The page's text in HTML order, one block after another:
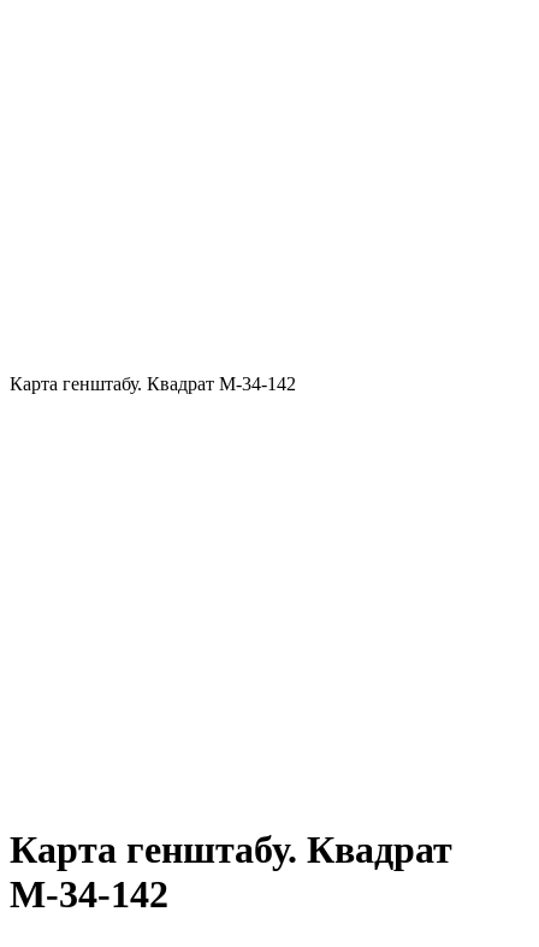
Карта генштабу. Квадрат М-34-142
Карта генштабу. Квадрат
М-34-142